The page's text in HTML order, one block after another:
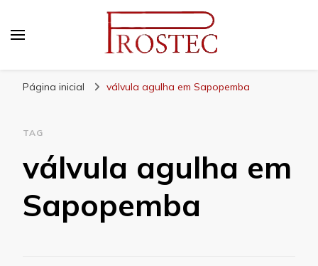
Página inicial válvula agulha em Sapopemba
TAG
válvula agulha em
Sapopemba